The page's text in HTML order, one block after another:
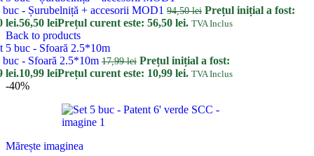
buc - Șurubelniță + accesorii MOD1 94,50lei Prețul inițial a fost:
lei.56,50 leiPrețul curent este: 56,50 lei. TVA Inclus
Back to products
buc - Sfoară 2.5*10m 17,99lei Prețul inițial a fost:
lei.10,99 leiPrețul curent este: 10,99 lei. TVA Inclus
-40%
Mărește imaginea